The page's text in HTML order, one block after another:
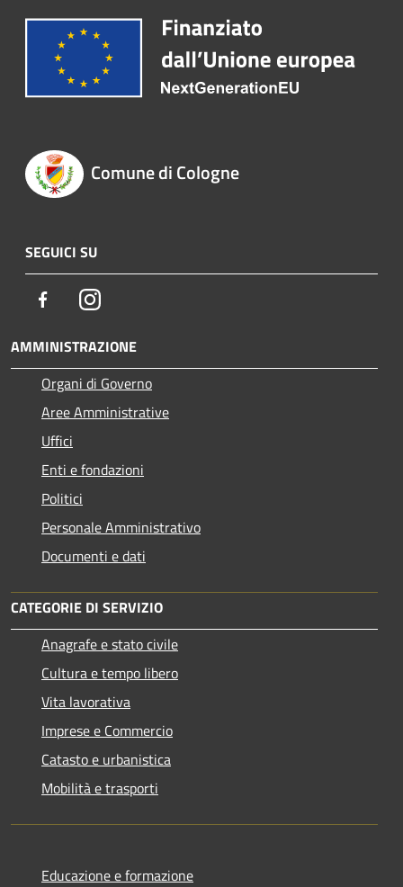
Comune di Cologne
SEGUICI SU
FacebookInstagram
AMMINISTRAZIONE
Organi di Governo
Aree Amministrative
Uffici
Enti e fondazioni
Politici
Personale Amministrativo
Documenti e dati
CATEGORIE DI SERVIZIO
Anagrafe e stato civile
Cultura e tempo libero
Vita lavorativa
Imprese e Commercio
Catasto e urbanistica
Mobilità e trasporti
Educazione e formazione